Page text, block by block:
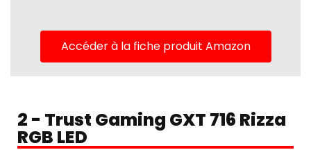
Accéder à la fiche produit Amazon
2 - Trust Gaming GXT 716 Rizza
RGB LED